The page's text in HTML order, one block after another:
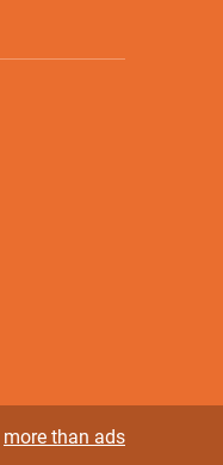
more than ads